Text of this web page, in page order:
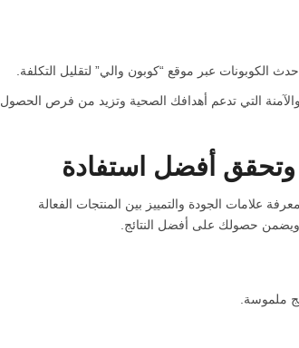
الكوبونات عبر موقع “كوبون والي” لتقليل التكلفة.
والآمنة التي تدعم أهدافك الصحية وتزيد من فرص الحصول
وتحقق أفضل استفادة
علامات الجودة والتمييز بين المنتجات الفعالة
ويضمن حصولك على أفضل النتائج.
ملموسة.